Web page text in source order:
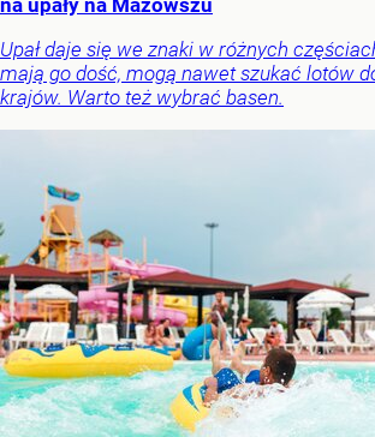
Upał daje się we znaki w różnych
mają go dość, mogą nawet szukać lotów
krajów. Warto też wybrać basen.